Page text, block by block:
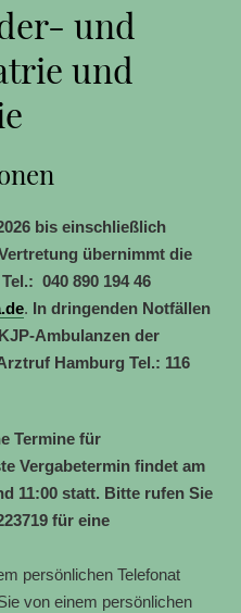
und
und
bis einschließlich
übernimmt die
040 890 194 46
. In dringenden Notfällen
Ambulanzen der
Hamburg Tel.: 116
Termine für
Vergabetermin findet am
11:00 statt. Bitte rufen Sie
für eine
persönlichen Telefonat
von einem persönlichen